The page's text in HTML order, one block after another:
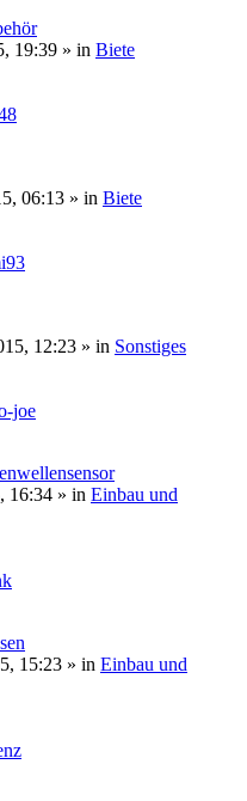
19:39 » in Biete
06:13 » in Biete
12:23 » in Sonstiges
joe
16:34 » in Einbau und
15:23 » in Einbau und